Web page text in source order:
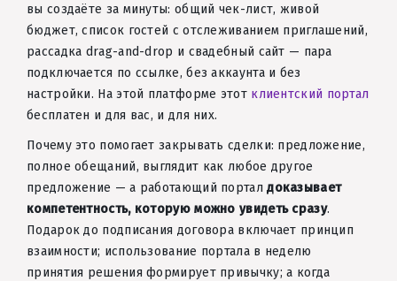
вы создаёте за минуты: общий чек-лист, живой
бюджет, список гостей с отслеживанием приглашений,
рассадка drag-and-drop и свадебный сайт — пара
подключается по ссылке, без аккаунта и без
настройки. На этой платформе этот клиентский портал
бесплатен и для вас, и для них.
Почему это помогает закрывать сделки: предложение,
полное обещаний, выглядит как любое другое
предложение — а работающий порталдоказывает
компетентность, которую можно увидеть сразу.
Подарок до подписания договора включает принцип
взаимности; использование портала в неделю
принятия решения формирует привычку; а когда